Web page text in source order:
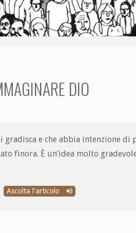
DIO
gradisca e che abbia intenzione
finora. È un’idea molto
Ascolta l'articolo